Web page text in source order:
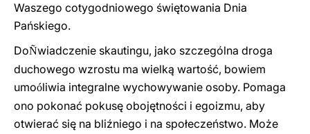
Waszego cotygodniowego świętowania Dnia
Pańskiego.
DoÑwiadczenie skautingu, jako szczególna droga
duchowego wzrostu ma wielką wartość, bowiem
umoóliwia integralne wychowywanie osoby. Pomaga
ono pokonać pokusę obojętności i egoizmu, aby
otwierać się na bliźniego i na społeczeństwo. Może